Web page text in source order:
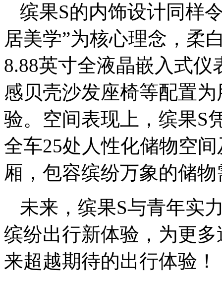
缤果S的内饰设计同样
居美学”为核心理念，柔
8.88英寸全液晶嵌入式仪
感贝壳沙发座椅等配置
验。空间表现上，缤果S
全车25处人性化储物空
厢，包容缤纷万象的储物
未来，缤果S与青年实
缤纷出行新体验，为更
来超越期待的出行体验！